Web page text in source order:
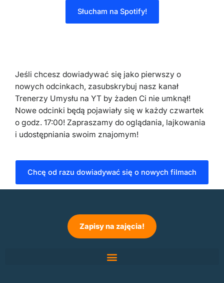
Słucham na Spotify!
Jeśli chcesz dowiadywać się jako pierwszy o
nowych odcinkach, zasubskrybuj nasz kanał
Trenerzy Umysłu na YT by żaden Ci nie umknął!
Nowe odcinki będą pojawiały się w każdy czwartek
o godz. 17:00! Zapraszamy do oglądania, lajkowania
i udostępniania swoim znajomym!
Chcę od razu dowiadywać się o nowych filmach
Zapisy na zajęcia!